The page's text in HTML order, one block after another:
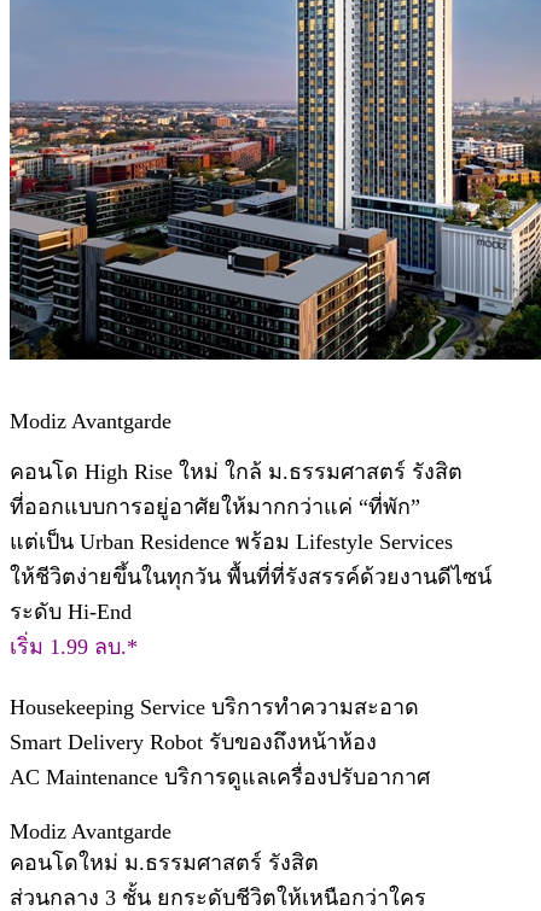
Modiz Avantgarde
คอนโด High Rise ใหม่ ใกล้ ม.ธรรมศาสตร์ รังสิต
ที่ออกแบบการอยู่อาศัยให้มากกว่าแค่ “ที่พัก”
แต่เป็น Urban Residence พร้อม Lifestyle Services
ให้ชีวิตง่ายขึ้นในทุกวัน พื้นที่ที่รังสรรค์ด้วยงานดีไซน์
ระดับ Hi-End
เริ่ม 1.99 ลบ.*
Housekeeping Service บริการทำความสะอาด
Smart Delivery Robot รับของถึงหน้าห้อง
AC Maintenance บริการดูแลเครื่องปรับอากาศ
Modiz Avantgarde
คอนโดใหม่ ม.ธรรมศาสตร์ รังสิต​
ส่วนกลาง 3 ชั้น ยกระดับชีวิตให้เหนือกว่าใคร